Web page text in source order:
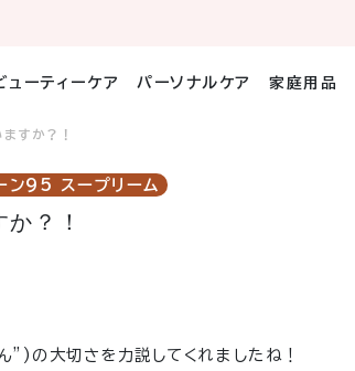
ューティーケア パーソナルケア 家庭用品
すか？！
ン95 スープリーム
？！
”)の大切さを力説してくれましたね！